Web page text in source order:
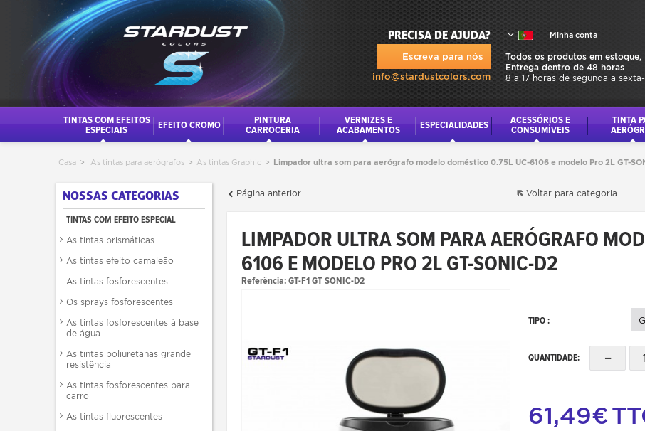
PRECISA DE AJUDA?
Escreva para nós
info@stardustcolors.com
Minha conta
Todos os produtos em estoque,
Entrega dentro de 48 horas
8 a 17 horas de segunda a
TINTAS COM EFEITOS
ESPECIAIS
EFEITO CROMO
PINTURA
CARROCERIA
VERNIZES E
ACABAMENTOS
ESPECIALIDADES
ACESSÓRIOS E
CONSUMÍVEIS
TINTA
Casa > As tintas para aerógrafos > As tintas Graphic > Limpador ultra som para aerógrafo modelo doméstico 0.75L UC-6106 e modelo Pro 2L GT-
NOSSAS CATEGORIAS
TINTAS COM EFEITO ESPECIAL
As tintas prismáticas
As tintas efeito camaleão
As tintas fosforescentes
Os sprays fosforescentes
As tintas fosforescentes à base
de água
As tintas poliuretanas grande
resistência
As tintas fosforescentes para
carro
As tintas fluorescentes
Página anterior Voltar para categoria
LIMPADOR ULTRA SOM PARA AERÓGRAFO
6106 E MODELO PRO 2L GT-SONIC-D2
Referência:GT-F1 GT SONIC-D2
TIPO :
QUANTIDADE: -
61,49€